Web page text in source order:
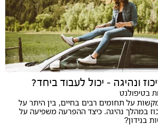
ונהיגה – יכול לעבוד ביחד?
בטיפולנט
על תחומים רבים בחיים, בין היתר על
במהלך נהיגה. כיצד ההפרעה משפיעה על
בנידון?